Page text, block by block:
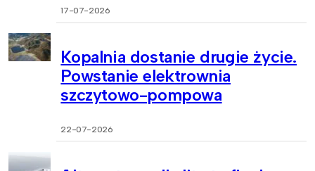
17-07-2026
Kopalnia dostanie drugie życie.
Powstanie elektrownia
szczytowo-pompowa
22-07-2026